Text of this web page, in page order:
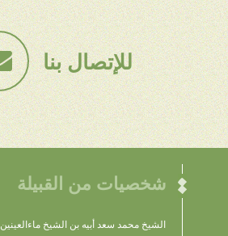
للإتصال بنا
شخصيات من القبيلة
الشيخ محمد سعد أبيه بن الشيخ ماءالعينين